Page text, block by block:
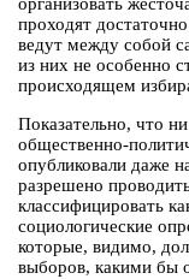
проходят
ведут между собой
из них не особенно
происходящем
Показательно, что
общественно-
опубликовали даже
разрешено
классифицировать
социологические
которые, видимо,
выборов, какими бы